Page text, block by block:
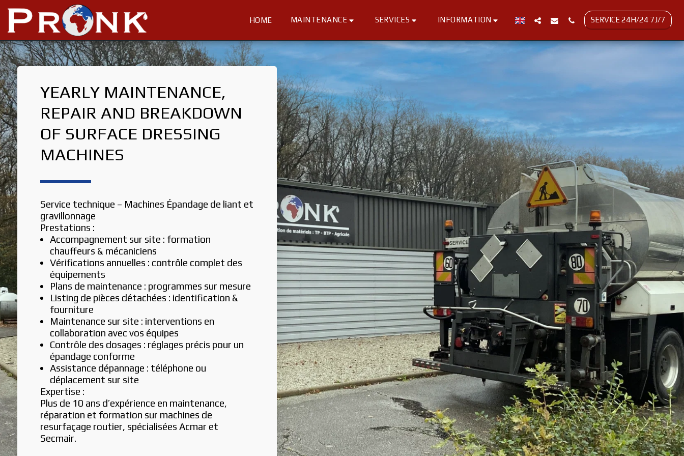
HOME MAINTENANCE SERVICES INFORMATION SERVICE 24H/24 7J/7
YEARLY MAINTENANCE,
REPAIR AND BREAKDOWN
OF SURFACE DRESSING
MACHINES
Service technique – Machines Épandage de liant et
gravillonnage
Prestations :
Accompagnement sur site : formation
chauffeurs & mécaniciens
Vérifications annuelles : contrôle complet des
équipements
Plans de maintenance : programmes sur mesure
Listing de pièces détachées : identification &
fourniture
Maintenance sur site : interventions en
collaboration avec vos équipes
Contrôle des dosages : réglages précis pour un
épandage conforme
Assistance dépannage : téléphone ou
déplacement sur site
Expertise :
Plus de 10 ans d’expérience en maintenance,
réparation et formation sur machines de
resurfaçage routier, spécialisées Acmar et
Secmair.